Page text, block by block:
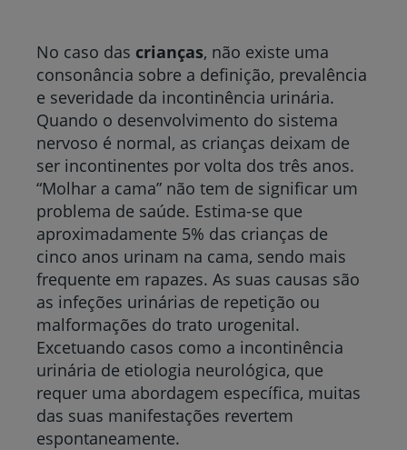
No caso das crianças, não existe uma
consonância sobre a definição, prevalência
e severidade da incontinência urinária.
Quando o desenvolvimento do sistema
nervoso é normal, as crianças deixam de
ser incontinentes por volta dos três anos.
“Molhar a cama” não tem de significar um
problema de saúde. Estima-se que
aproximadamente 5% das crianças de
cinco anos urinam na cama, sendo mais
frequente em rapazes. As suas causas são
as infeções urinárias de repetição ou
malformações do trato urogenital.
Excetuando casos como a incontinência
urinária de etiologia neurológica, que
requer uma abordagem específica, muitas
das suas manifestações revertem
espontaneamente.